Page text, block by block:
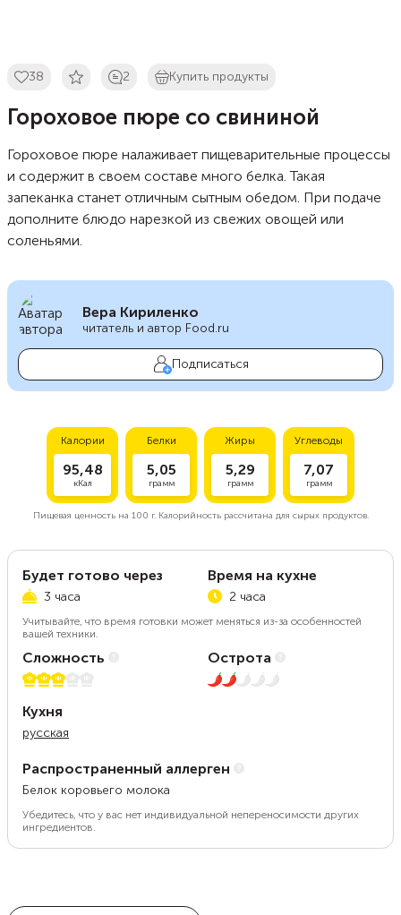
38 2 Купить продукты
Гороховое пюре со свининой
Гороховое пюре налаживает пищеварительные процессы
и содержит в своем составе много белка. Такая
запеканка станет отличным сытным обедом. При подаче
дополните блюдо нарезкой из свежих овощей или
соленьями.
Вера Кириленко
читатель и автор Food.ru
Подписаться
Калории
95,48
кКал
Белки
5,05
грамм
Жиры
5,29
грамм
Углеводы
7,07
грамм
Пищевая ценность на 100 г.Калорийность рассчитана для сырых продуктов.
Будет готово через
3 часа
Время на кухне
2 часа
Учитывайте, что время готовки может меняться из-за особенностей
вашей техники.
Сложность
3 из 5
Острота
2 из 5
Кухня
русская
Распространенный аллерген
Белок коровьего молока
Убедитесь, что у вас нет индивидуальной непереносимости других
ингредиентов.